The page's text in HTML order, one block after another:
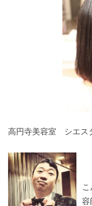
高円寺美容室 シエス
容